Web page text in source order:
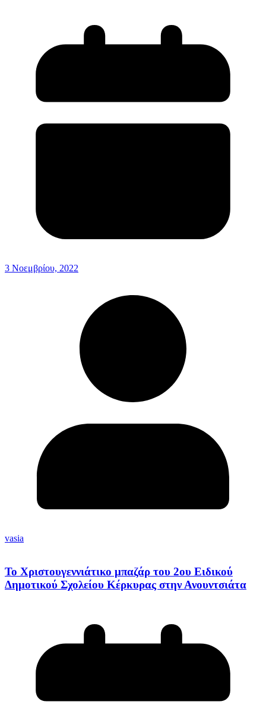
3 Νοεμβρίου, 2022
vasia
Το Χριστουγεννιάτικο μπαζάρ του 2ου Ειδικού
Δημοτικού Σχολείου Κέρκυρας στην Ανουντσιάτα